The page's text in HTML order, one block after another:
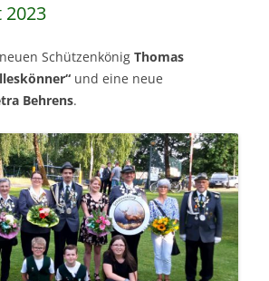
2023
Schützenkönig Thomas
und eine neue
Behrens.